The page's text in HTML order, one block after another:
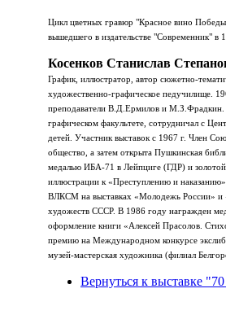
Цикл цветных гравюр "Красное вино
вышедшего в издательстве "Современник" в
Косенков Станислав
График, иллюстратор автор сюжетно-
художественно-графическое педучилище
преподаватели В.Д.Ермилов и М.З.Фрадкин.
графическом факультете, сотрудничал с
детей. Участник выставок с 1967 г. Член
общество, а затем открыта Пушкинская
медалью ИБА-71 в Лейпциге (ГДР) и
иллюстрации к «Преступлению и
ВЛКСМ на выставках «Молодежь России» и
художеств СССР. В 1986 году награжден
оформление книги «Алексей Прасолов.
премию на Международном конкурсе
музей-мастерская художника (филиал Белг
Вернуться к выставке